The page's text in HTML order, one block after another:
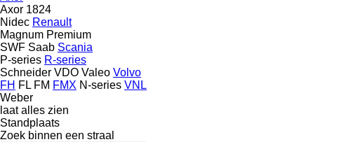
Axor 1824
Nidec Renault
Magnum Premium
SWF Saab Scania
P-series R-series
Schneider VDO Valeo Volvo
FH FL FM FMX N-series VNL
Weber
laat alles zien
Standplaats
Zoek binnen een straal